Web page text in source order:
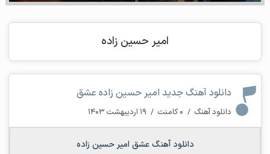
امیر حسین زاده
دانلود آهنگ جدید امیر حسین زاده عشق
دانلود آهنگ / ۰ کامنت / ۱۹ اردیبهشت ۱۴۰۳
دانلود آهنگ عشق امیر حسین زاده